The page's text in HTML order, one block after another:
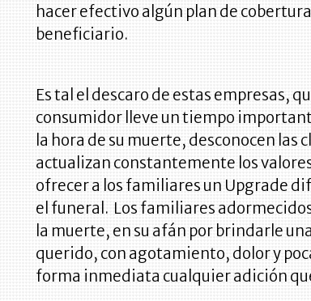
hacer efectivo algún plan de
beneficiario.
Es tal el descaro de estas empresas,
consumidor lleve un tiempo
la hora de su muerte, desconocen las
actualizan constantemente los
ofrecer a los familiares un Upgrade
el funeral. Los familiares
la muerte, en su afán por brindarle
querido, con agotamiento, dolor y
forma inmediata cualquier adición